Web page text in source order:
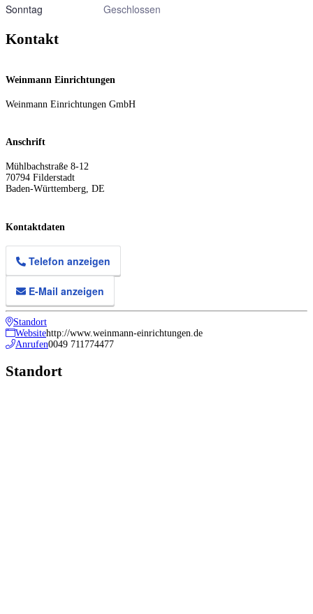
Sonntag
Geschlossen
Kontakt
Weinmann Einrichtungen
Weinmann Einrichtungen GmbH
Anschrift
Mühlbachstraße 8-12
70794 Filderstadt
Baden-Württemberg DE
Kontaktdaten
Telefon anzeigen
E-Mail anzeigen
Standort
Websitehttp://www.weinmann-einrichtungen.de
Anrufen0049 711774477
Standort